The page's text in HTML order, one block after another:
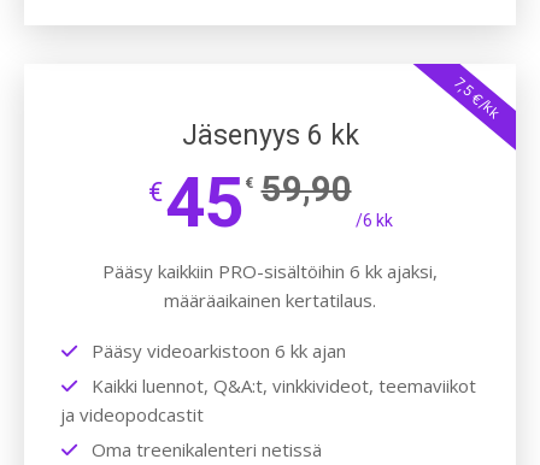
7,5 €/kk
Jäsenyys 6 kk
€45 € 59,90
/6 kk
Pääsy kaikkiin PRO-sisältöihin 6 kk ajaksi,
määräaikainen kertatilaus.
Pääsy videoarkistoon 6 kk ajan
Kaikki luennot, Q&A:t, vinkkivideot, teemaviikot
ja videopodcastit
Oma treenikalenteri netissä